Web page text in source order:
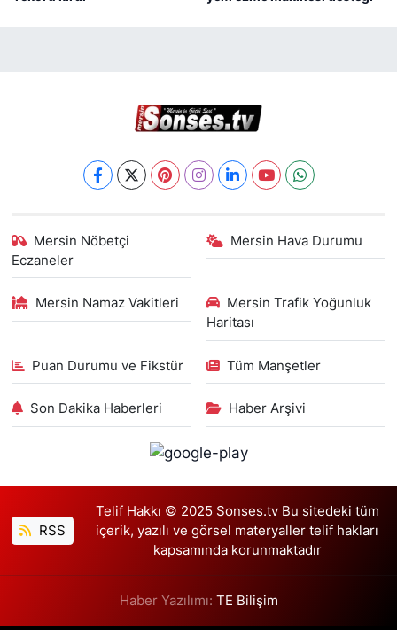
Mersin Nöbetçi
Eczaneler
Mersin Hava Durumu
Mersin Namaz Vakitleri
Mersin Trafik Yoğunluk
Haritası
Puan Durumu ve Fikstür Tüm Manşetler
Son Dakika Haberleri Haber Arşivi
RSS
Telif Hakkı © 2025 Sonses.tv Bu sitedeki tüm
içerik, yazılı ve görsel materyaller telif hakları
kapsamında korunmaktadır
Haber Yazılımı: TE Bilişim